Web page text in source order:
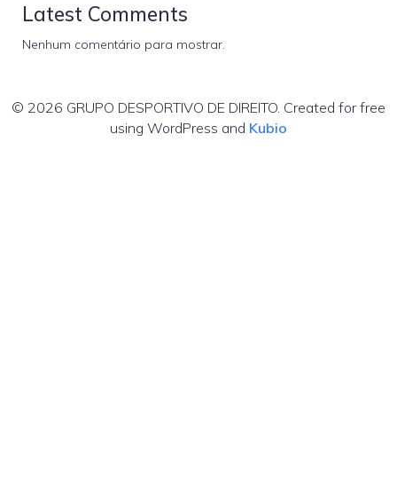
Latest Comments
Nenhum comentário para mostrar.
© 2026 GRUPO DESPORTIVO DE DIREITO. Created for free
using WordPress and Kubio